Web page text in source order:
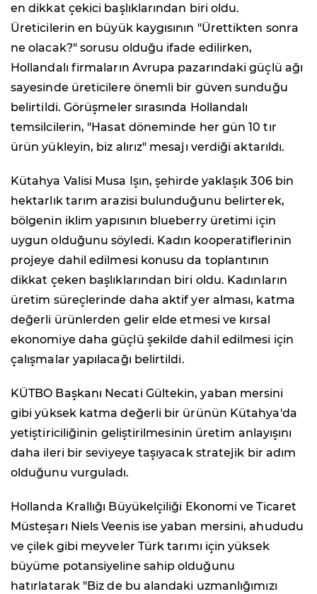
en dikkat çekici başlıklarından biri oldu.
Üreticilerin en büyük kaygısının "Ürettikten sonra
ne olacak?" sorusu olduğu ifade edilirken,
Hollandalı firmaların Avrupa pazarındaki güçlü ağı
sayesinde üreticilere önemli bir güven sunduğu
belirtildi. Görüşmeler sırasında Hollandalı
temsilcilerin, "Hasat döneminde her gün 10 tır
ürün yükleyin, biz alırız" mesajı verdiği aktarıldı.
Kütahya Valisi Musa Işın, şehirde yaklaşık 306 bin
hektarlık tarım arazisi bulunduğunu belirterek,
bölgenin iklim yapısının blueberry üretimi için
uygun olduğunu söyledi. Kadın kooperatiflerinin
projeye dahil edilmesi konusu da toplantının
dikkat çeken başlıklarından biri oldu. Kadınların
üretim süreçlerinde daha aktif yer alması, katma
değerli ürünlerden gelir elde etmesi ve kırsal
ekonomiye daha güçlü şekilde dahil edilmesi için
çalışmalar yapılacağı belirtildi.
KÜTBO Başkanı Necati Gültekin, yaban mersini
gibi yüksek katma değerli bir ürünün Kütahya'da
yetiştiriciliğinin geliştirilmesinin üretim anlayışını
daha ileri bir seviyeye taşıyacak stratejik bir adım
olduğunu vurguladı.
Hollanda Krallığı Büyükelçiliği Ekonomi ve Ticaret
Müsteşarı Niels Veenis ise yaban mersini, ahududu
ve çilek gibi meyveler Türk tarımı için yüksek
büyüme potansiyeline sahip olduğunu
hatırlatarak "Biz de bu alandaki uzmanlığımızı